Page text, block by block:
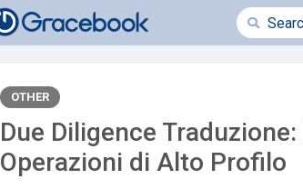
OTHER
Due Diligence
Operazioni di Alto Profilo